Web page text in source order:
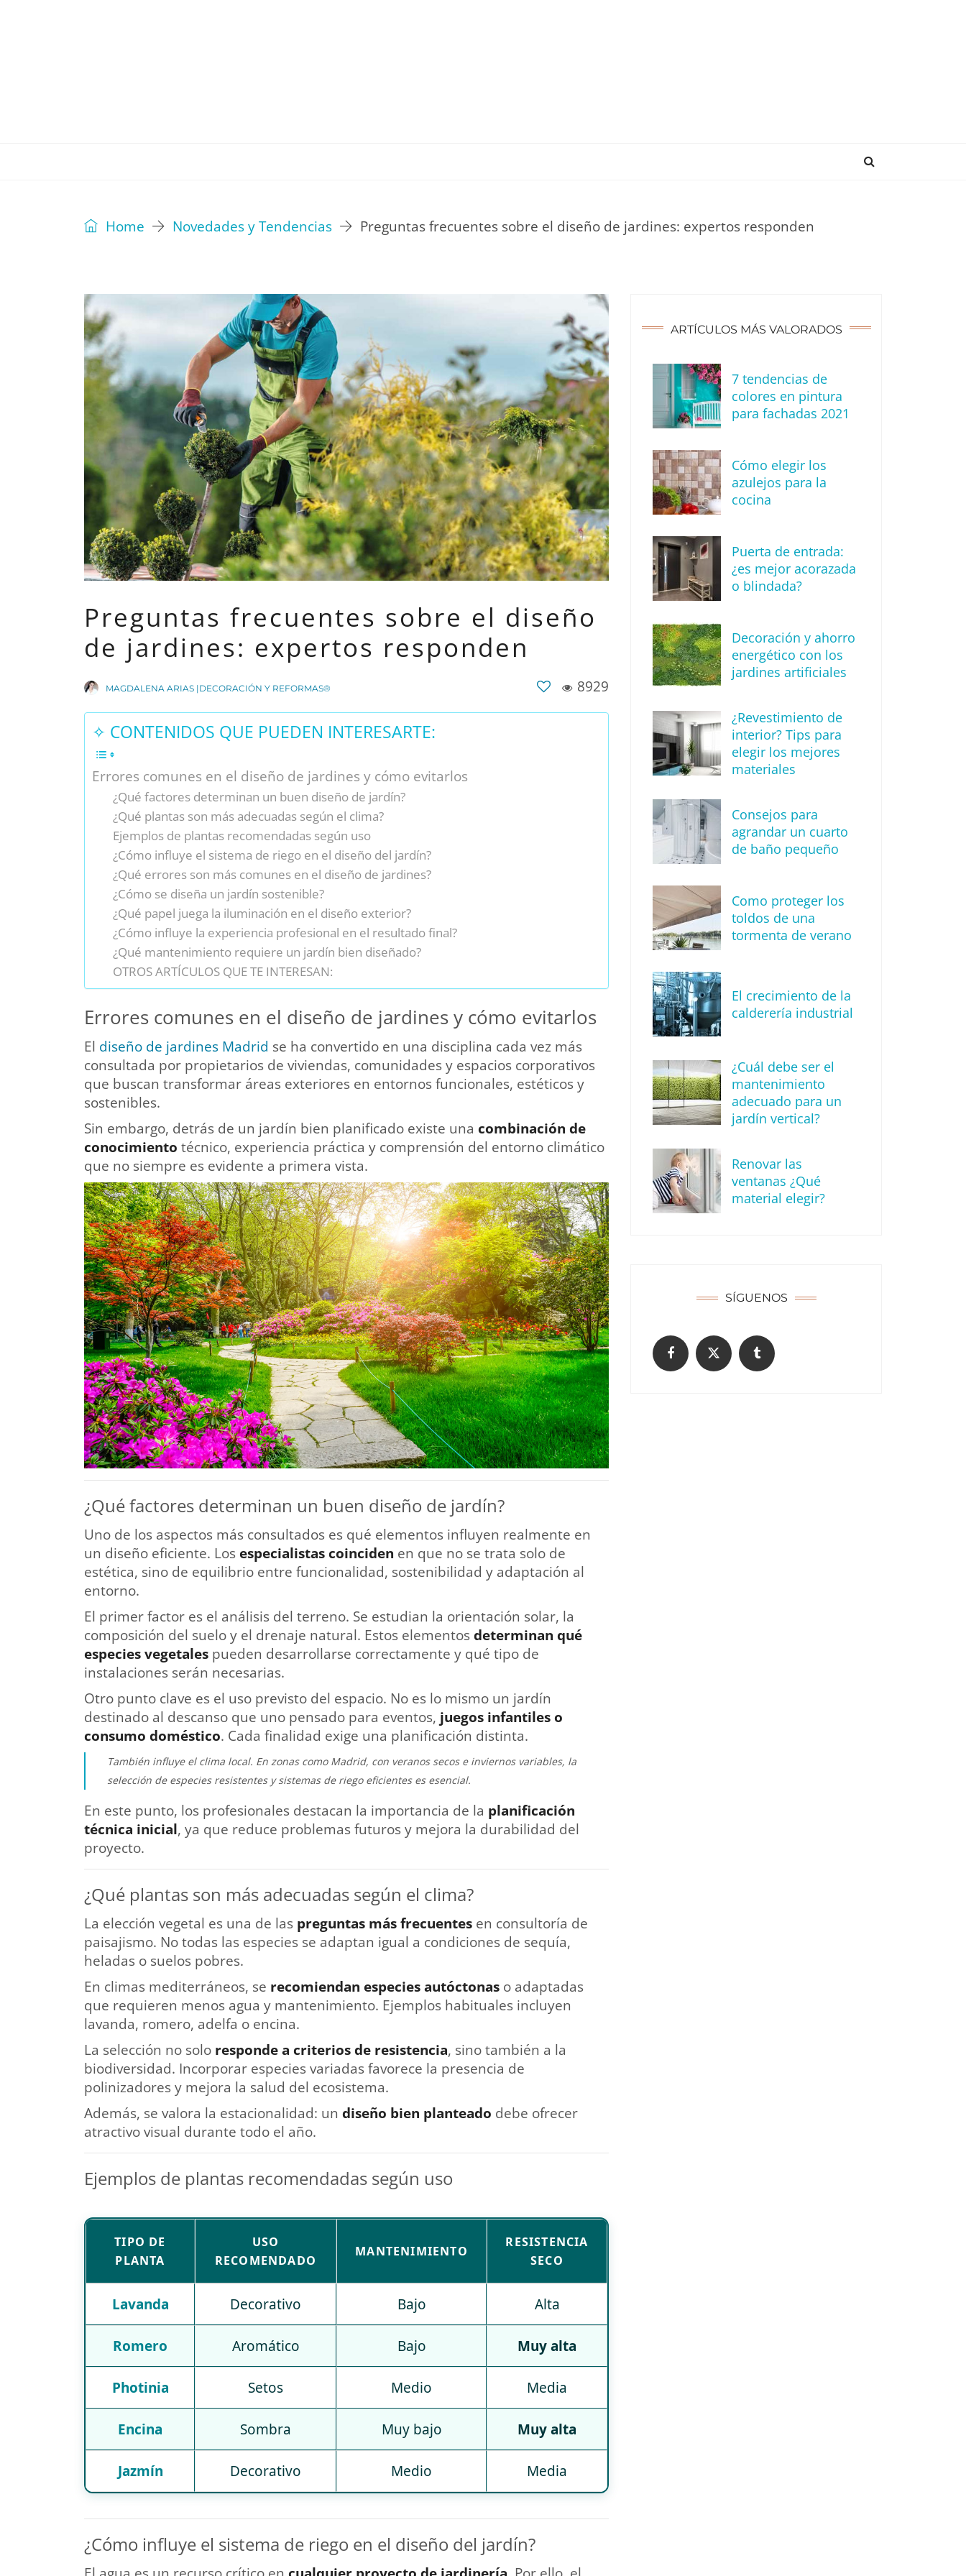
Home Novedades y Tendencias Preguntas frecuentes sobre el diseño de jardines: expertos responden
Preguntas frecuentes sobre el diseño
de jardines: expertos responden
MAGDALENA ARIAS |DECORACIÓN Y REFORMAS® 8929
✧ CONTENIDOS QUE PUEDEN INTERESARTE:
Errores comunes en el diseño de jardines y cómo evitarlos
¿Qué factores determinan un buen diseño de jardín?
¿Qué plantas son más adecuadas según el clima?
Ejemplos de plantas recomendadas según uso
¿Cómo influye el sistema de riego en el diseño del jardín?
¿Qué errores son más comunes en el diseño de jardines?
¿Cómo se diseña un jardín sostenible?
¿Qué papel juega la iluminación en el diseño exterior?
¿Cómo influye la experiencia profesional en el resultado final?
¿Qué mantenimiento requiere un jardín bien diseñado?
OTROS ARTÍCULOS QUE TE INTERESAN:
Errores comunes en el diseño de jardines y cómo evitarlos
El diseño de jardines Madrid se ha convertido en una disciplina cada vez más
consultada por propietarios de viviendas, comunidades y espacios corporativos
que buscan transformar áreas exteriores en entornos funcionales, estéticos y
sostenibles.
Sin embargo, detrás de un jardín bien planificado existe una combinación de
conocimiento técnico, experiencia práctica y comprensión del entorno climático
que no siempre es evidente a primera vista.
¿Qué factores determinan un buen diseño de jardín?
Uno de los aspectos más consultados es qué elementos influyen realmente en
un diseño eficiente. Los especialistas coinciden en que no se trata solo de
estética, sino de equilibrio entre funcionalidad, sostenibilidad y adaptación al
entorno.
El primer factor es el análisis del terreno. Se estudian la orientación solar, la
composición del suelo y el drenaje natural. Estos elementosdeterminan qué
especies vegetales pueden desarrollarse correctamente y qué tipo de
instalaciones serán necesarias.
Otro punto clave es el uso previsto del espacio. No es lo mismo un jardín
destinado al descanso que uno pensado para eventos, juegos infantiles o
consumo doméstico. Cada finalidad exige una planificación distinta.
También influye el clima local. En zonas como Madrid, con veranos secos e inviernos variables, la
selección de especies resistentes y sistemas de riego eficientes es esencial.
En este punto, los profesionales destacan la importancia de la planificación
técnica inicial, ya que reduce problemas futuros y mejora la durabilidad del
proyecto.
¿Qué plantas son más adecuadas según el clima?
La elección vegetal es una de las preguntas más frecuentes en consultoría de
paisajismo. No todas las especies se adaptan igual a condiciones de sequía,
heladas o suelos pobres.
En climas mediterráneos, se recomiendan especies autóctonas o adaptadas
que requieren menos agua y mantenimiento. Ejemplos habituales incluyen
lavanda, romero, adelfa o encina.
La selección no solo responde a criterios de resistencia, sino también a la
biodiversidad. Incorporar especies variadas favorece la presencia de
polinizadores y mejora la salud del ecosistema.
Además, se valora la estacionalidad: un diseño bien planteado debe ofrecer
atractivo visual durante todo el año.
Ejemplos de plantas recomendadas según uso
TIPO DE
PLANTA
USO
RECOMENDADO
MANTENIMIENTO
RESISTENCIA
SECO
Lavanda Decorativo Bajo Alta
Romero Aromático Bajo Muy alta
Photinia Setos Medio Media
Encina Sombra Muy bajo Muy alta
Jazmín Decorativo Medio Media
¿Cómo influye el sistema de riego en el diseño del jardín?
ARTÍCULOS MÁS VALORADOS
7 tendencias de
colores en pintura
para fachadas 2021
Cómo elegir los
azulejos para la
cocina
Puerta de entrada:
¿es mejor acorazada
o blindada?
Decoración y ahorro
energético con los
jardines artificiales
¿Revestimiento de
interior? Tips para
elegir los mejores
materiales
Consejos para
agrandar un cuarto
de baño pequeño
Como proteger los
toldos de una
tormenta de verano
El crecimiento de la
calderería industrial
¿Cuál debe ser el
mantenimiento
adecuado para un
jardín vertical?
Renovar las
ventanas ¿Qué
material elegir?
SÍGUENOS